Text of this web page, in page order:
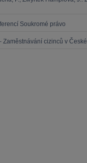
Soukromé právo
Zaměstnávání cizinců v